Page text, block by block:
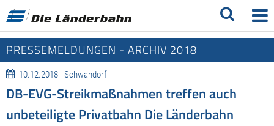
PRESSEMELDUNGEN - ARCHIV 2018
10.12.2018 - Schwandorf
DB-EVG-Streikmaßnahmen treffen auch
unbeteiligte Privatbahn Die Länderbahn